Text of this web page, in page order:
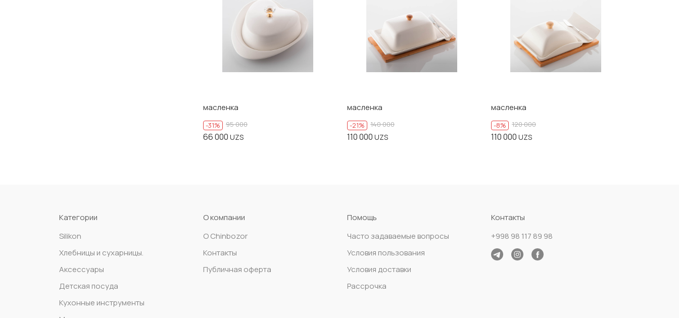
Чорний
масленка
-31% 95 000
66 000 UZS
масленка
-21% 140 000
110 000 UZS
масленка
-8% 120 000
110 000 UZS
Категории
Silikon
Xлебницы и сухарницы.
Аксессуары
Детская посуда
Кухонные инструменты
О компании
О Chinbozor
Контакты
Публичная оферта
Помощь
Часто задаваемые вопросы
Условия пользования
Условия доставки
Рассрочка
Контакты
+998 98 117 89 98